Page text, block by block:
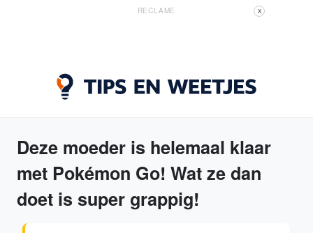
RECLAME X
Deze moeder is helemaal klaar
met Pokémon Go! Wat ze dan
doet is super grappig!